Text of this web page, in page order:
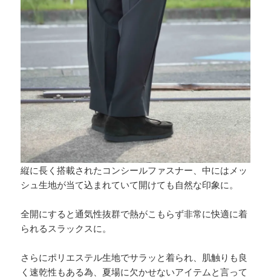
縦に長く搭載されたコンシールファスナー、中にはメッ
シュ生地が当て込まれていて開けても自然な印象に。
全開にすると通気性抜群で熱がこもらず非常に快適に着
られるスラックスに。
さらにポリエステル生地でサラッと着られ、肌触りも良
く速乾性もある為、夏場に欠かせないアイテムと言って